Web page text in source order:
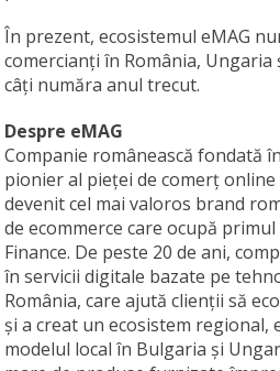
În prezent, ecosistemul eMAG
comercianți în România, Ungaria
câți număra anul trecut.
Despre eMAG
Companie românească fondată
pionier al pieţei de comerţ online
devenit cel mai valoros brand
de ecommerce care ocupă
Finance. De peste 20 de ani,
în servicii digitale bazate pe
România, care ajută clienții să
și a creat un ecosistem regional,
modelul local în Bulgaria și